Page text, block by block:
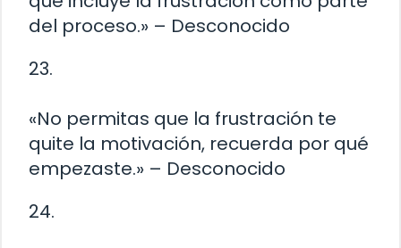
del proceso.» – Desconocido
23.
«No permitas que la frustración te
quite la motivación, recuerda por qué
empezaste.» – Desconocido
24.